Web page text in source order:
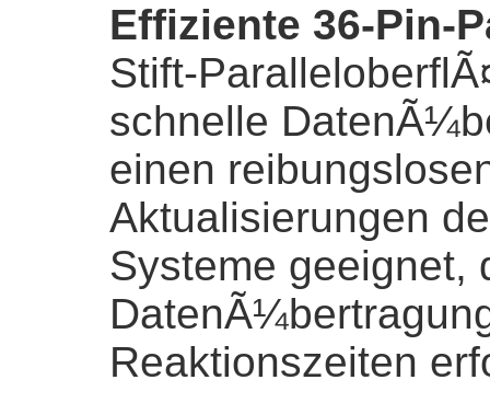
Effiziente 36-Pin-
Stift-
schnelle
einen
Aktualisierungen
Systeme geeignet,
Reaktionszeiten